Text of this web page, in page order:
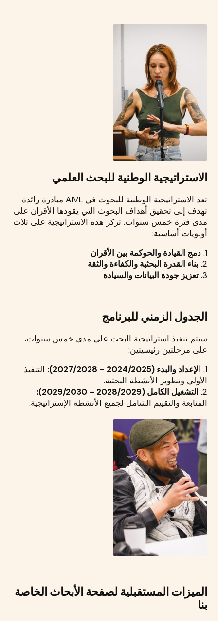
الاستراتيجية الوطنية للبحث العلمي
تعد الاستراتيجية الوطنية للبحوث في AIVL مبادرة رائدة
تهدف إلى تحقيق أهداف البحوث التي يقودها الأقران على
مدى فترة خمس سنوات. تركز هذه الاستراتيجية على ثلاث
أولويات أساسية:
1. دمج القيادة والحوكمة بين الأقران
2. بناء القدرة البحثية والكفاءة والثقة
3. تعزيز جودة البيانات والسيادة
الجدول الزمني للبرنامج
سيتم تنفيذ استراتيجية البحث على مدى خمس سنوات،
على مرحلتين رئيسيتين:
1. الإعداد والبدء (2024/2025 – 2027/2028):
التنفيذ
الأولي وتطوير الأنشطة البحثية.
2. التشغيل الكامل (2028/2029 – 2029/2030):
المتابعة والتقييم الشامل لجميع الأنشطة الإستراتيجية.
الميزات المستقبلية لصفحة الأبحاث الخاصة
بنا